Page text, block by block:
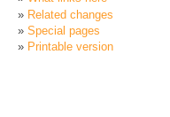
Related changes
Special pages
Printable version